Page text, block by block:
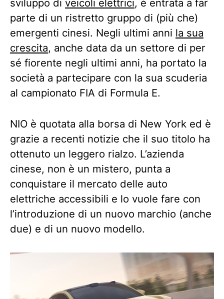
sviluppo di veicoli elettrici, è entrata a far
parte di un ristretto gruppo di (più che)
emergenti cinesi. Negli ultimi anni la sua
crescita, anche data da un settore di per
sé fiorente negli ultimi anni, ha portato la
società a partecipare con la sua scuderia
al campionato FIA di Formula E.
NIO è quotata alla borsa di New York ed è
grazie a recenti notizie che il suo titolo ha
ottenuto un leggero rialzo. L’azienda
cinese, non è un mistero, punta a
conquistare il mercato delle auto
elettriche accessibili e lo vuole fare con
l’introduzione di un nuovo marchio (anche
due) e di un nuovo modello.